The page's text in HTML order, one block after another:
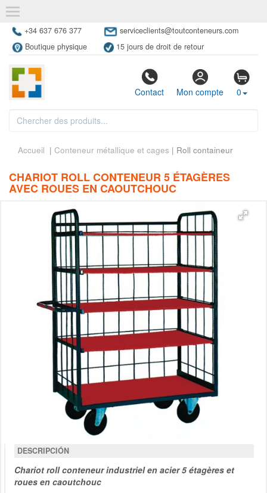
+34 637 676 377
serviceclients@toutconteneurs.com
Boutique physique
15 jours de droit de retour
Contact Mon compte 0
Accueil | Conteneur métallique et cages | Roll containeur
CHARIOT ROLL CONTENEUR 5 ÉTAGÈRES
AVEC ROUES EN CAOUTCHOUC
DESCRIPCIÓN
Chariot roll conteneur industriel en acier 5 étagères et
roues en caoutchouc